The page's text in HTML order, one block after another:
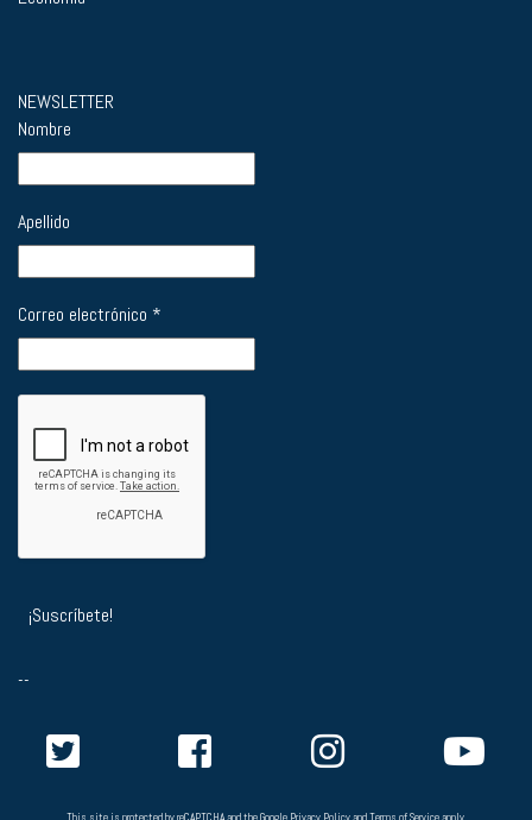
NEWSLETTER
Nombre
Apellido
Correo electrónico *
--
This site is protected by reCAPTCHA and the Google Privacy PolicyandTerms of Serviceapply.